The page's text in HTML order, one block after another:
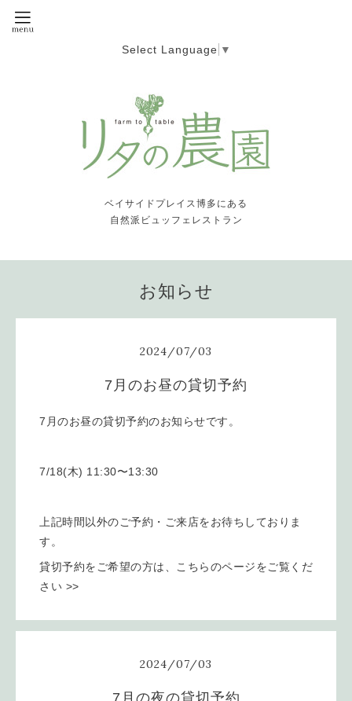
Select Language ▼
ベイサイドプレイス博多にある
自然派ビュッフェレストラン
お知らせ
2024/07/03
7月のお昼の貸切予約
7月のお昼の貸切予約のお知らせです。
7/18(木) 11:30〜13:30
上記時間以外のご予約・ご来店をお待ちしておりま
す。
貸切予約をご希望の方は、こちらのページをご覧くだ
さい >>
2024/07/03
7月の夜の貸切予約